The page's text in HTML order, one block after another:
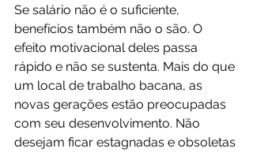
Se salário não é o suficiente,
benefícios também não o são. O
efeito motivacional deles passa
rápido e não se sustenta. Mais do que
um local de trabalho bacana, as
novas gerações estão preocupadas
com seu desenvolvimento. Não
desejam ficar estagnadas e obsoletas